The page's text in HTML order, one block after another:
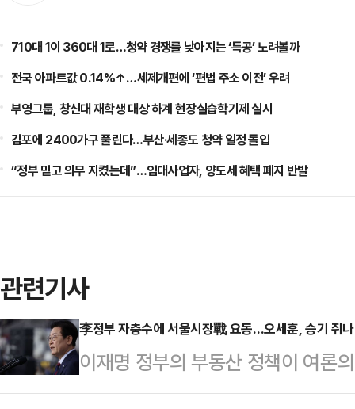
710대 1이 360대 1로…청약 경쟁률 낮아지는 ‘특공’ 노려볼까
전국 아파트값 0.14%↑…세제개편에 ‘편법 주소 이전’ 우려
부영그룹, 창신대 재학생 대상 하계 현장실습학기제 실시
김포에 2400가구 풀린다…부산·세종도 청약 일정 돌입
“정부 믿고 의무 지켰는데”…임대사업자, 양도세 혜택 폐지 반발
관련기사
李정부 자충수에 서울시장戰 요동…오세훈, 승기 쥐나
이재명 정부의 부동산 정책이 여론
가 국민의힘에 유리하게 작용할 것